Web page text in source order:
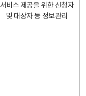
서비스 제공을 위한 신청자
및 대상자 등 정보관리